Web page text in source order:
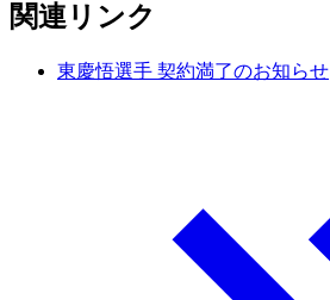
関連リンク
東慶悟選手 契約満了のお知らせ